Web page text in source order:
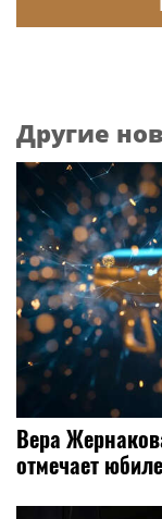
Другие
Вера
отмечает